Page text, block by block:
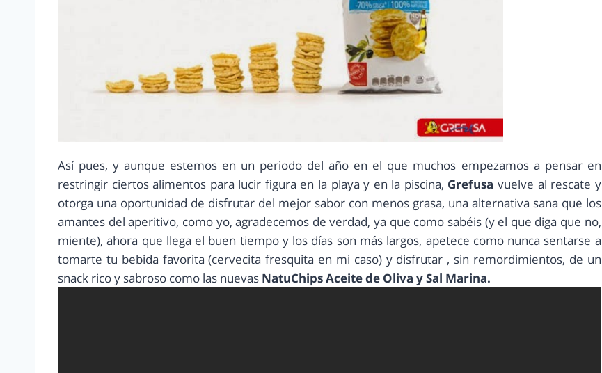
Así pues, y aunque estemos en un periodo del año en el que muchos empezamos a pensar en
restringir ciertos alimentos para lucir figura en la playa y en la piscina, Grefusa vuelve al rescate y
otorga una oportunidad de disfrutar del mejor sabor con menos grasa, una alternativa sana que los
amantes del aperitivo, como yo, agradecemos de verdad, ya que como sabéis (y el que diga que no,
miente), ahora que llega el buen tiempo y los días son más largos, apetece como nunca sentarse a
tomarte tu bebida favorita (cervecita fresquita en mi caso) y disfrutar , sin remordimientos, de un
snack rico y sabroso como las nuevas NatuChips Aceite de Oliva y Sal Marina.